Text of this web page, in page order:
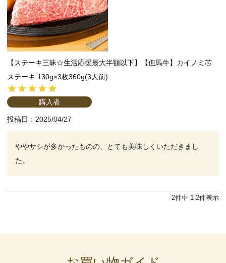
【ステーキ三昧☆生活応援最大半額以下】【但馬牛】カイノミ芯
ステーキ 130g×3枚360g(3人前)
購入者
投稿日 2025/04/27
ややサシが多かったものの、とても美味しくいただきまし
た。
2件中 1-2件表示